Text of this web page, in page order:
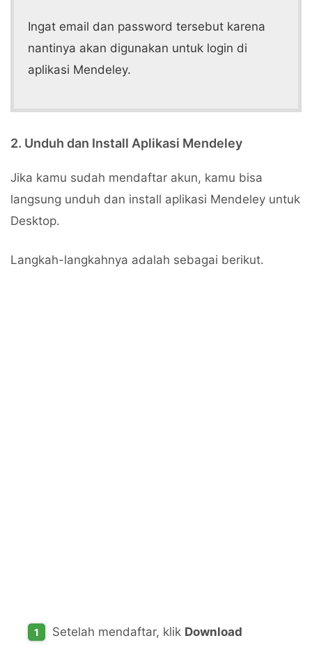
Ingat email dan password tersebut karena
nantinya akan digunakan untuk login di
aplikasi Mendeley.
2. Unduh dan Install Aplikasi Mendeley
Jika kamu sudah mendaftar akun, kamu bisa
langsung unduh dan install aplikasi Mendeley untuk
Desktop.
Langkah-langkahnya adalah sebagai berikut.
Setelah mendaftar, klik Download